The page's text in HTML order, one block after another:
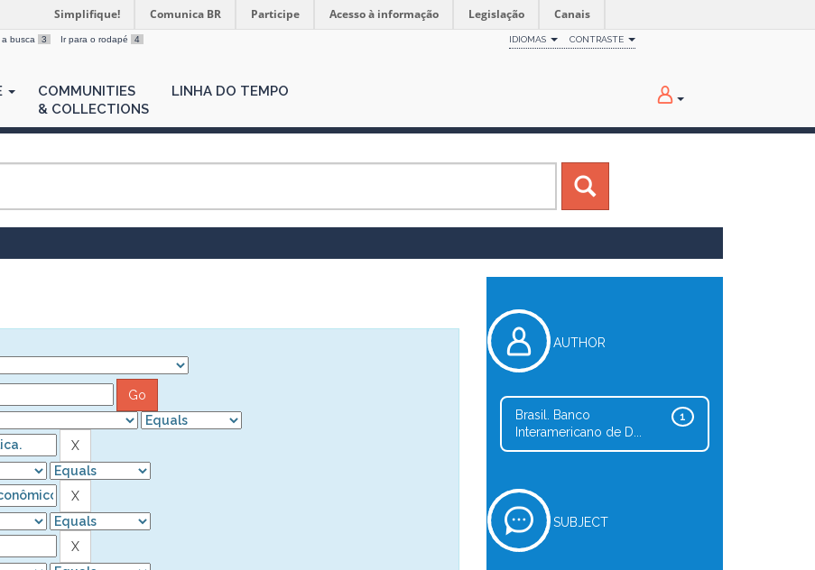
Simplifique! Comunica BR Participe Acesso à informação Legislação Canais
a busca 3 Ir para o rodapé 4 IDIOMAS CONTRASTE
COMMUNITIES
& COLLECTIONS
LINHA DO TEMPO
AUTHOR
1
Brasil. Banco
Interamericano de D...
SUBJECT